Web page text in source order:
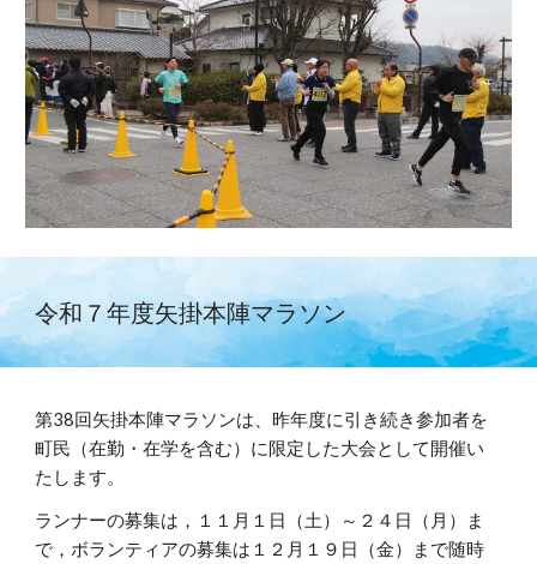
令和７年度矢掛本陣マラソン
第38回矢掛本陣マラソンは、昨年度に引き続き参加者を
町民（在勤・在学を含む）に限定した大会として開催い
たします。
ランナーの募集は，１１月１日（土）～２４日（月）ま
で，ボランティアの募集は１２月１９日（金）まで随時